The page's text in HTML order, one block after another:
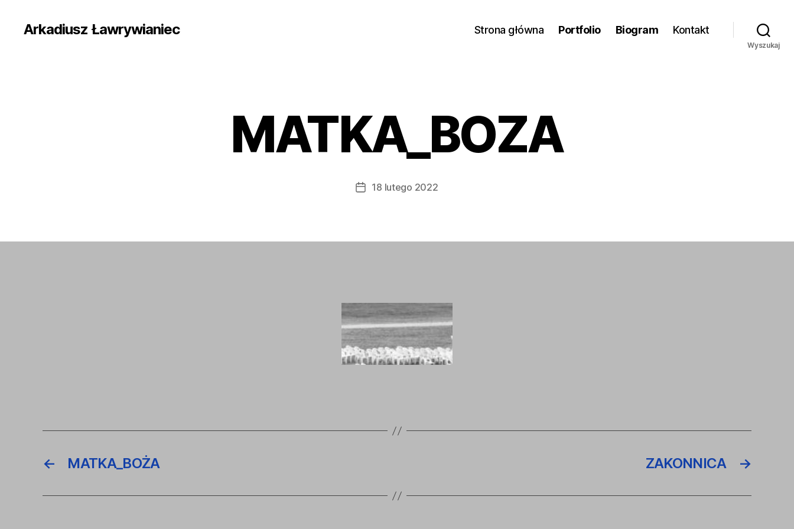
Arkadiusz Ławrywianiec Strona główna Portfolio Biogram Kontakt
Wyszukaj
MATKA_BOZA
Data18 lutego 2022
← MATKA_BOŻA →
ZAKONNICA